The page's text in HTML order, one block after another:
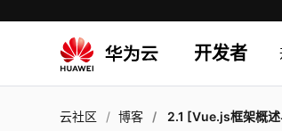
开发者
云社区 博客 2.1 [Vue.js框架概